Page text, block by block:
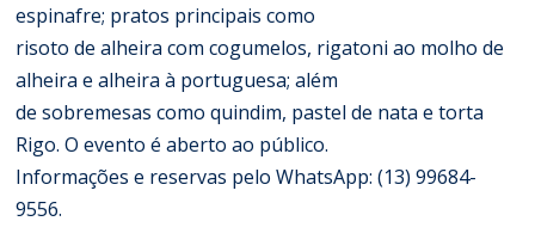
espinafre; pratos principais como
risoto de alheira com cogumelos, rigatoni ao molho de
alheira e alheira à portuguesa; além
de sobremesas como quindim, pastel de nata e torta
Rigo. O evento é aberto ao público.
Informações e reservas pelo WhatsApp: (13) 99684-
9556.